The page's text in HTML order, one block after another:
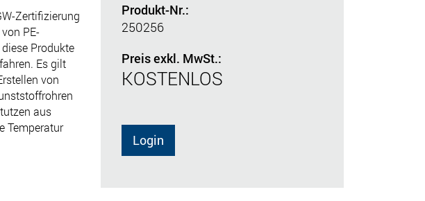
Zertifizierung
PE-
Produkte
Es gilt
von
aus
Temperatur
Produkt-Nr.:
250256
Preis exkl. MwSt.:
KOSTENLOS
Login